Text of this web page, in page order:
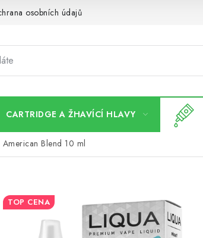
osobních údajů
CARTRIDGE A ŽHAVÍCÍ HLAVY
American Blend 10 ml
TOP CENA